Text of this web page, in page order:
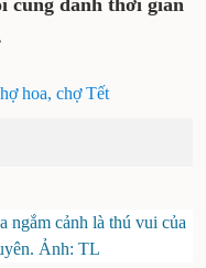
thời gian
vừa ngắm cảnh là